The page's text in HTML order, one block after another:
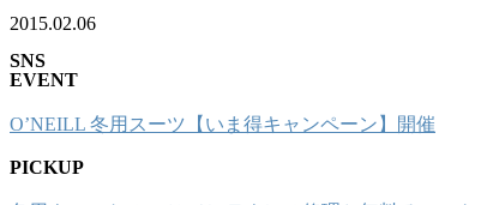
2015.02.06
SNS
EVENT
O’NEILL 冬用スーツ【いま得キャンペーン】開催
PICKUP